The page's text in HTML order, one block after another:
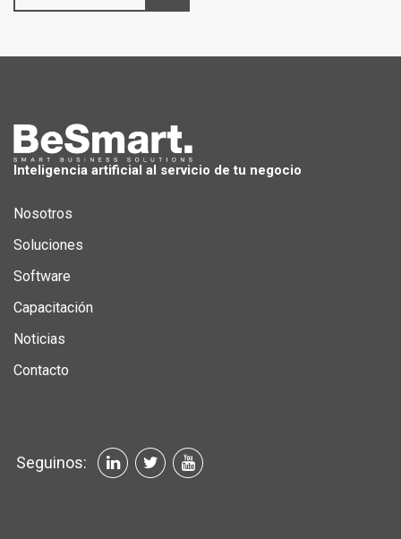
Inteligencia artificial al servicio de tu negocio
Nosotros
Soluciones
Software
Capacitación
Noticias
Contacto
Seguinos: